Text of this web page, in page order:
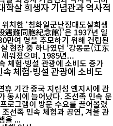
살 희생자 기념관과 역사적
치한 ‘침화일군난징대도살희생
難同胞紀念館)’은 1937년 일
만여 명을 추모하기 위해 건립된
현장 중 하나였던 ‘강동문(江东
워졌으며, 1985년...
체험·빙설 관광에 소비도
기간 중국 지린성 옌지시에 관
동시에 늘어났다. 조선족 민속 문
로그램이 방문 수요를 끌어올렸
을 ...